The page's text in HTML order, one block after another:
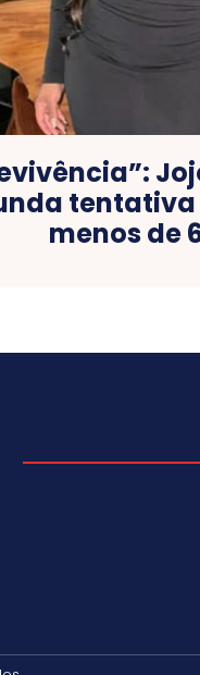
tentativa
menos de